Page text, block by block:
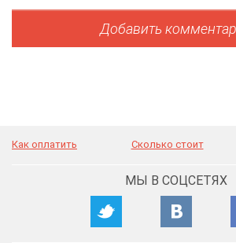
Как оплатить Сколько стоит
МЫ В СОЦСЕТЯХ